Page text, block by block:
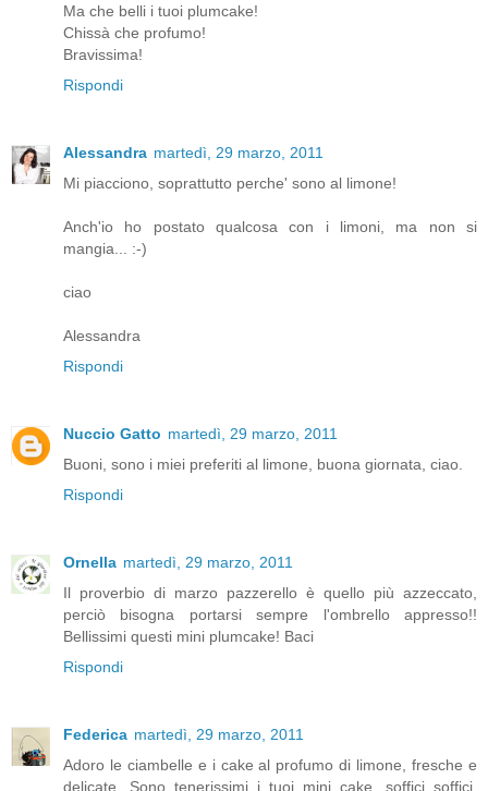
Ma che belli i tuoi plumcake!
Chissà che profumo!
Bravissima!
Rispondi
Alessandra martedì, 29 marzo, 2011
Mi piacciono, soprattutto perche' sono al limone!
Anch'io ho postato qualcosa con i limoni, ma non si
mangia... :-)
ciao
Alessandra
Rispondi
Nuccio Gatto martedì, 29 marzo, 2011
Buoni, sono i miei preferiti al limone, buona giornata, ciao.
Rispondi
Ornella martedì, 29 marzo, 2011
Il proverbio di marzo pazzerello è quello più azzeccato,
perciò bisogna portarsi sempre l'ombrello appresso!!
Bellissimi questi mini plumcake! Baci
Rispondi
Federica martedì, 29 marzo, 2011
Adoro le ciambelle e i cake al profumo di limone, fresche e
delicate. Sono tenerissimi i tuoi mini cake, soffici soffici.